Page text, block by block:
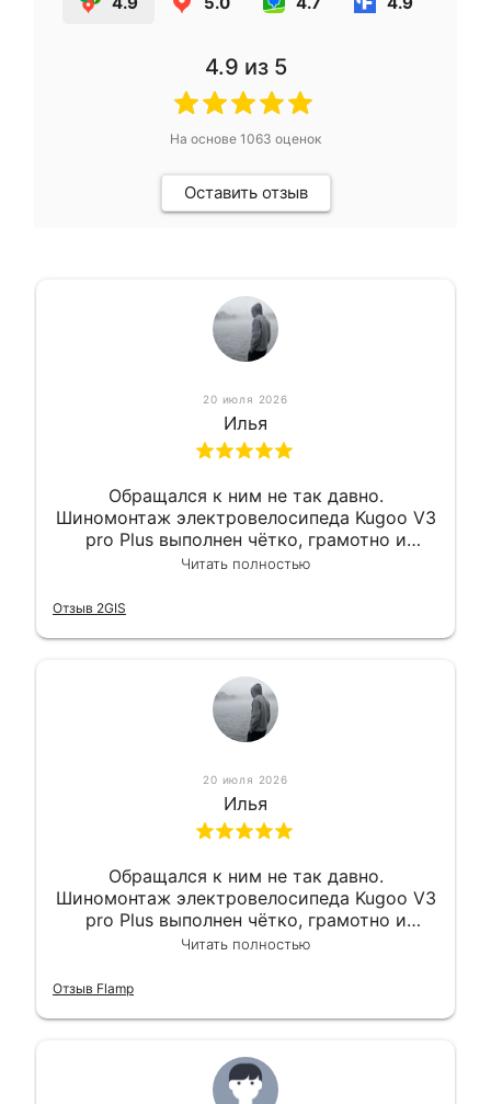
4.9 из 5
На основе 1063 оценок
Оставить отзыв
20 июля 2026
Илья
Обращался к ним не так давно.
Шиномонтаж электровелосипеда Kugoo V3
pro Plus выполнен чётко, грамотно и
квалифицированно. Всё сделано
Читать полностью
Отзыв 2GIS
20 июля 2026
Илья
Обращался к ним не так давно.
Шиномонтаж электровелосипеда Kugoo V3
pro Plus выполнен чётко, грамотно и
квалифицированно. Всё сделано
Читать полностью
Отзыв Flamp